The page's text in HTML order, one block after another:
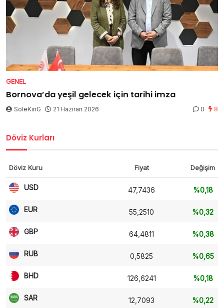
GENEL
Bornova’da yeşil gelecek için tarihi imza
SoleKinG 21 Haziran 2026 0 8
Döviz Kurları
Döviz Kuru Fiyat Değişim
USD 47,7436 %0,18
EUR 55,2510 %0,32
GBP 64,4811 %0,38
RUB 0,5825 %0,65
BHD 126,6241 %0,18
SAR 12,7093 %0,22